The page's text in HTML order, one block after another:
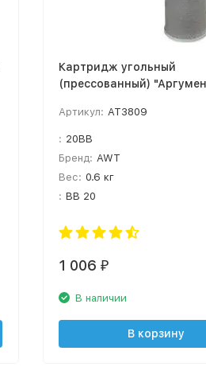
Картридж угольный
(прессованный)
Артикул: AT3809
: 20BB
Бренд: AWT
Вес: 0.6 кг
: BB 20
1 006 ₽
В наличии
В корзину